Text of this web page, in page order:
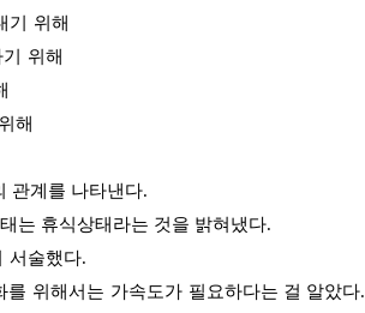
기 위해
위해
위해
관계를 나타낸다.
는 휴식상태라는 것을 밝혀냈다.
서술했다.
를 위해서는 가속도가 필요하다는 걸 알았다.